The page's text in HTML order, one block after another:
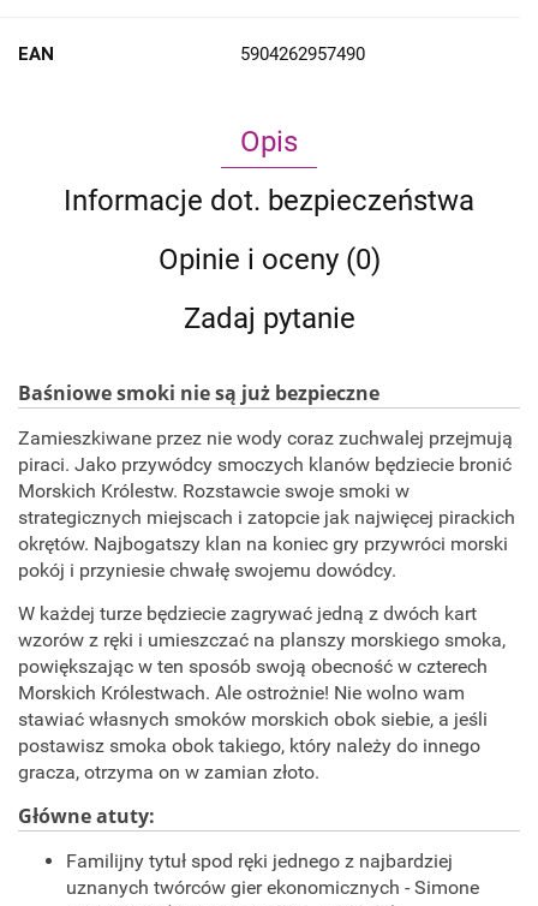
EAN 5904262957490
Opis
Informacje dot. bezpieczeństwa
Opinie i oceny (0)
Zadaj pytanie
Baśniowe smoki nie są już bezpieczne
Zamieszkiwane przez nie wody coraz zuchwalej przejmują
piraci. Jako przywódcy smoczych klanów będziecie bronić
Morskich Królestw. Rozstawcie swoje smoki w
strategicznych miejscach i zatopcie jak najwięcej pirackich
okrętów. Najbogatszy klan na koniec gry przywróci morski
pokój i przyniesie chwałę swojemu dowódcy.
W każdej turze będziecie zagrywać jedną z dwóch kart
wzorów z ręki i umieszczać na planszy morskiego smoka,
powiększając w ten sposób swoją obecność w czterech
Morskich Królestwach. Ale ostrożnie! Nie wolno wam
stawiać własnych smoków morskich obok siebie, a jeśli
postawisz smoka obok takiego, który należy do innego
gracza, otrzyma on w zamian złoto.
Główne atuty:
Familijny tytuł spod ręki jednego z najbardziej
uznanych twórców gier ekonomicznych - Simone